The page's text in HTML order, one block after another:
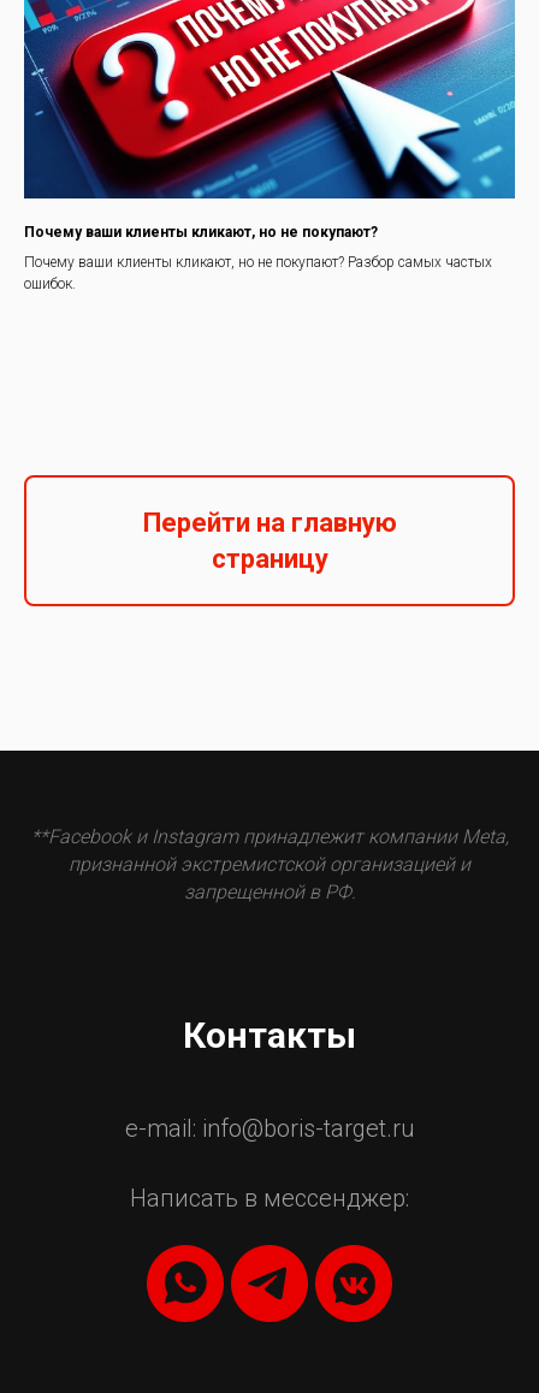
Почему ваши клиенты кликают, но не покупают?
Почему ваши клиенты кликают, но не покупают? Разбор самых частых
ошибок.
Перейти на главную
страницу
**Facebook и Instagram принадлежит компании Meta,
признанной экстремистской организацией и
запрещенной в РФ.
Контакты
e-mail: info@boris-target.ru
Написать в мессенджер: